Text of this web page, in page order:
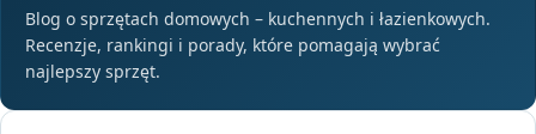
Blog o sprzętach domowych – kuchennych i łazienkowych.
Recenzje, rankingi i porady, które pomagają wybrać
najlepszy sprzęt.